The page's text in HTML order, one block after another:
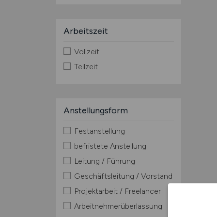
Arbeitszeit
Vollzeit
Teilzeit
Anstellungsform
Festanstellung
befristete Anstellung
Leitung / Führung
Geschäftsleitung / Vorstand
Projektarbeit / Freelancer
Arbeitnehmerüberlassung